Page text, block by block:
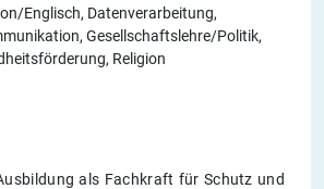
Englisch, Datenverarbeitung,
Gesellschaftslehre/Politik,
Religion
als Fachkraft für Schutz und